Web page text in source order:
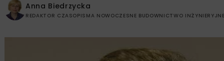
Anna Biedrzycka
REDAKTOR CZASOPISMA NOWOCZESNE BUDOWNICTWO INŻYNIERYJNE